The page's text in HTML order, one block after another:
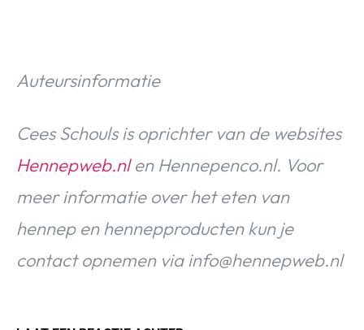
Auteursinformatie
Cees Schouls is oprichter van de websites
Hennepweb.nlen Hennepenco.nl. Voor
meer informatie over het eten van
hennep en hennepproducten kun je
contact opnemen viainfo@hennepweb.nl